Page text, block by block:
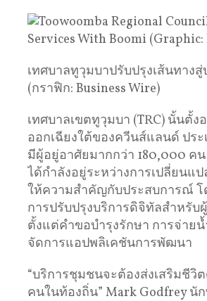
เทศบาลทูวุมบาปรับปรุงเส้นทาง
(กราฟิก: Business Wire)
เทศบาลเขตทูวุมบา (TRC) นั้นตั้
ออกเฉียงใต้ของควีนส์แลนด์ ประ
มีผู้อยู่อาศัยมากกว่า 180,000 ค
ได้กำลังอยู่ระหว่างการเปลี่ยนแ
ให้ความสำคัญกับประสบการณ์
การปรับปรุงบริการดิจิทัลสำหรับ
ตั้งแต่คำขอบำรุงรักษา การจ่าย
จัดการแอปพลิเคชันการพัฒนา
“บริการชุมชนจะต้องส่งเสริมชีวิ
คนในท้องถิ่น” Mark Godfrey